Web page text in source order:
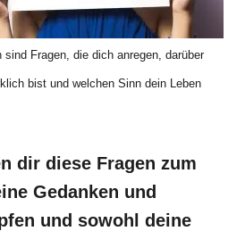
sind Fragen, die dich anregen, darüber
bist und welchen Sinn dein Leben
dir diese Fragen zum
Gedanken und
und sowohl deine